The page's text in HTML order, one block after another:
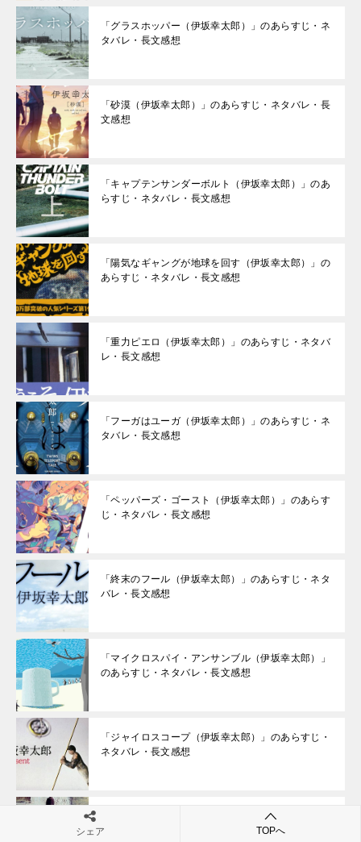
「グラスホッパー（伊坂幸太郎）」のあらすじ・ネ
タバレ・長文感想
「砂漠（伊坂幸太郎）」のあらすじ・ネタバレ・長
文感想
「キャプテンサンダーボルト（伊坂幸太郎）」のあ
らすじ・ネタバレ・長文感想
「陽気なギャングが地球を回す（伊坂幸太郎）」の
あらすじ・ネタバレ・長文感想
「重力ピエロ（伊坂幸太郎）」のあらすじ・ネタバ
レ・長文感想
「フーガはユーガ（伊坂幸太郎）」のあらすじ・ネ
タバレ・長文感想
「ペッパーズ・ゴースト（伊坂幸太郎）」のあらす
じ・ネタバレ・長文感想
「終末のフール（伊坂幸太郎）」のあらすじ・ネタ
バレ・長文感想
「マイクロスパイ・アンサンブル（伊坂幸太郎）」
のあらすじ・ネタバレ・長文感想
「ジャイロスコープ（伊坂幸太郎）」のあらすじ・
ネタバレ・長文感想
「ラッシュライフ（伊坂幸太郎）」のあらすじ・ネ
タバレ・長文感想
シェア TOPへ